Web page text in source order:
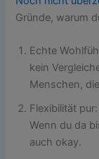
Gründe, warum
Echte
kein
Menschen,
Flexibilität
Wenn du da
auch okay.